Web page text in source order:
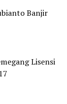
Banjir
Lisensi